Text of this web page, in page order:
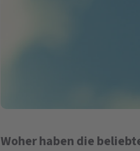
Woher haben die